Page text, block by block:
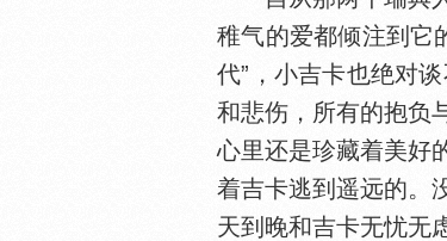
稚气的爱都倾注到
代”，小吉卡也绝对
和悲伤，所有的抱负
心里还是珍藏着美好
着吉卡逃到遥远的。
天到晚和吉卡无忧无